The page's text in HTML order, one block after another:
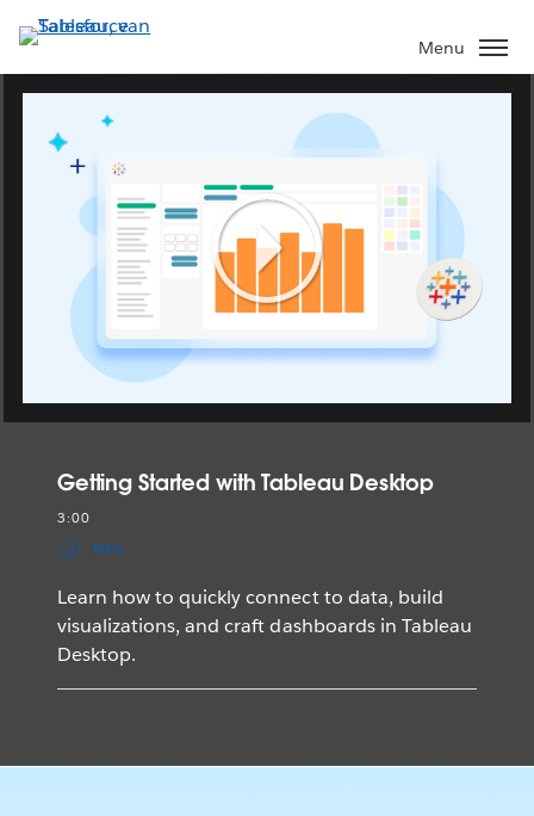
Verder
naar
hoofdinhoud
Menu
Play
Video
Getting Started with Tableau Desktop
3:00
MP4
Learn how to quickly connect to data, build
visualizations, and craft dashboards in Tableau
Desktop.